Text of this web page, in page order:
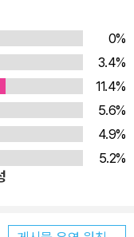
음, 의지 없음을 드러
어 눈앞에 전혀 다른
떠도는 “우리 안의 여
「소량 현실」)가 된다.
훗날 기억을 일으켜
작점이 될 수 있다. 이
이 있지만 심리적 투
공동체적 시선에서
0%
3.4%
11.4%
5.6%
4.9%
5.2%